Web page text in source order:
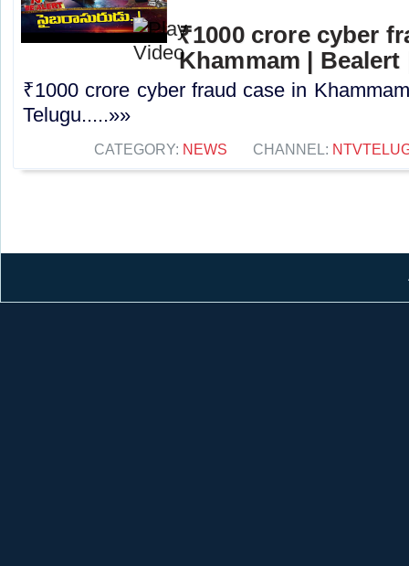
₹1000 crore cyber
Khammam | Bealert
₹1000 crore cyber fraud case in
Telugu.....»»
CATEGORY: NEWS CHANNEL: